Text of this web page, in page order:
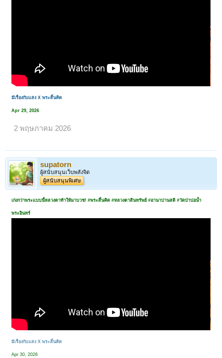
มีเรื่องกับแสง X พระสิ้นคิด
Apr 29, 2026
2 พฤษภาคม 2026
supatorn
ผู้สนับสนุนเว็บพลังจิต
ผู้สนับสนุนพิเศษ
เก่งกว่าพระแบบนี้หลวงตาท้าให้มาบวช! #พระสิ้นคิด #หลวงตาสินทรัพย์ #อานาปานสติ #วัดป่าบ่อน้ำ
พระอินทร์
มีเรื่องกับแสง X พระสิ้นคิด
Apr 30, 2026